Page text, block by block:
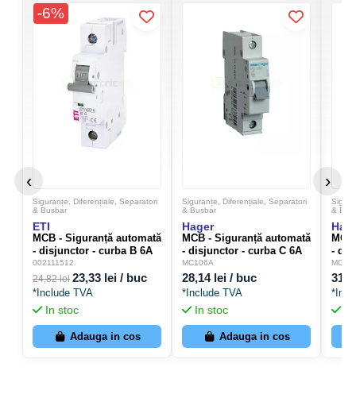
‹
-6%
Siguranțe, Diferențiale, Separatori
& Busbar
ETI
MCB - Siguranță automată
- disjunctor - curba B 6A
6kA 1P 1M ETIMAT 6 ETI
002111512
002111512
24,82 lei 23,33 lei / buc
*Include TVA
In stoc
Adauga in cos
Siguranțe, Diferențiale, Separatori
& Busbar
Hager
MCB - Siguranță automată
- disjunctor - curba C 6A
6kA 1P 1M Hager MC106A
MC106A
28,14 lei / buc
*Include TVA
In stoc
Adauga in cos
&
-
6kA
In
›